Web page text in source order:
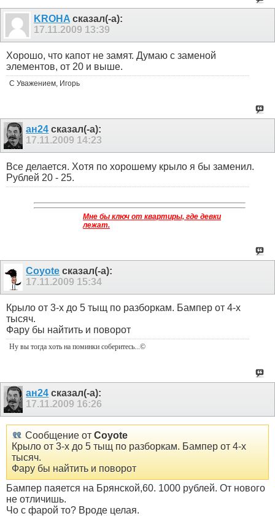
KROHA сказал(-а):
17.11.2009 13:39
Хорошо, что капот не замят. Думаю с заменой
элементов, от 20 и выше.
С Уважением, Игорь
ан24 сказал(-а):
17.11.2009 14:23
Все делается. Хотя по хорошему крыло я бы заменил.
Рублей 20 - 25.
Мне бы ключ от квартиры, где девки
лежат.
Coyote сказал(-а):
17.11.2009 15:34
Крыло от 3-х до 5 тыщ по разборкам. Бампер от 4-х
тысяч.
Фару бы найтить и поворот
Ну вы тогда хоть на поминки соберитесь ...©
ан24 сказал(-а):
17.11.2009 16:26
Сообщение от Coyote
Крыло от 3-х до 5 тыщ по разборкам. Бампер от 4-х
тысяч.
Фару бы найтить и поворот
Бампер паяется на Брянской,60. 1000 рублей. От нового
не отличишь.
Чо с фарой то? Вроде целая.